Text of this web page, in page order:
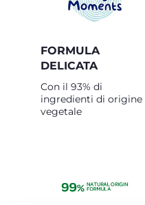
FORMULA
DELICATA
Con il 93% di
ingredienti di origine
vegetale